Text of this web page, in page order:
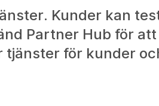
Kunder kan
Partner Hub för
för kunder